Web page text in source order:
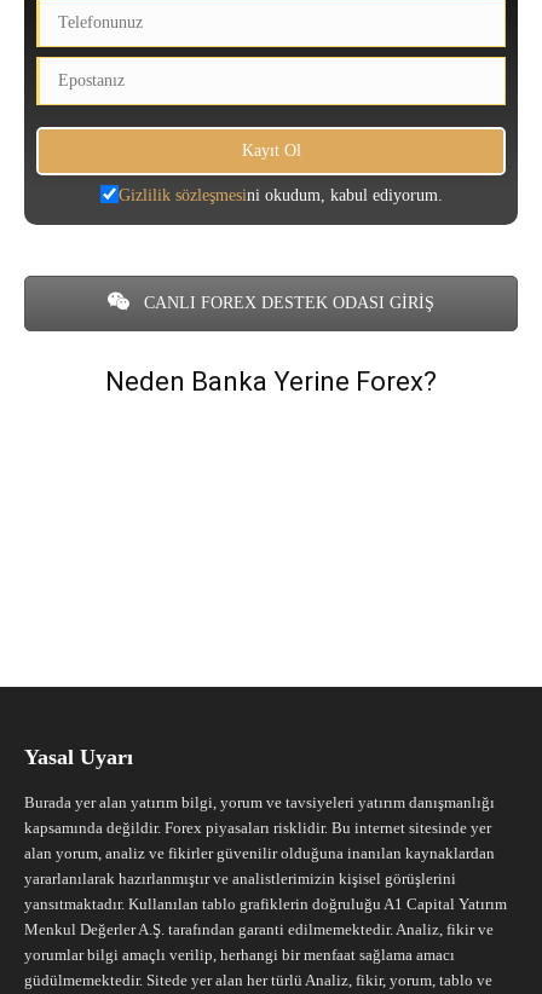
Gizlilik sözleşmesini okudum, kabul ediyorum.
CANLI FOREX DESTEK ODASI GİRİŞ
Neden Banka Yerine Forex?
Yasal Uyarı
Burada yer alan yatırım bilgi, yorum ve tavsiyeleri yatırım danışmanlığı
kapsamında değildir. Forex piyasaları risklidir. Bu internet sitesinde yer
alan yorum, analiz ve fikirler güvenilir olduğuna inanılan kaynaklardan
yararlanılarak hazırlanmıştır ve analistlerimizin kişisel görüşlerini
yansıtmaktadır. Kullanılan tablo grafiklerin doğruluğu A1 Capital Yatırım
Menkul Değerler A.Ş. tarafından garanti edilmemektedir. Analiz, fikir ve
yorumlar bilgi amaçlı verilip, herhangi bir menfaat sağlama amacı
güdülmemektedir. Sitede yer alan her türlü Analiz, fikir, yorum, tablo ve